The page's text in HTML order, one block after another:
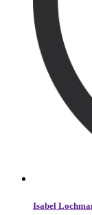
Isabel